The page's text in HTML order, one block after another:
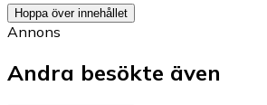
Hoppa över innehållet
Annons
Andra besökte även